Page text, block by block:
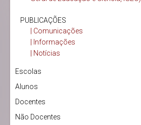
PUBLICAÇÕES
| Comunicações
| Informações
| Notícias
Escolas
Alunos
Docentes
Não Docentes